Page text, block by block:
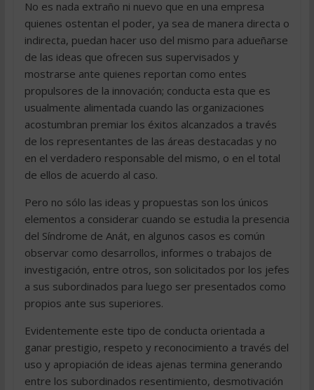
No es nada extraño ni nuevo que en una empresa
quienes ostentan el poder, ya sea de manera directa o
indirecta, puedan hacer uso del mismo para adueñarse
de las ideas que ofrecen sus supervisados y
mostrarse ante quienes reportan como entes
propulsores de la innovación; conducta esta que es
usualmente alimentada cuando las organizaciones
acostumbran premiar los éxitos alcanzados a través
de los representantes de las áreas destacadas y no
en el verdadero responsable del mismo, o en el total
de ellos de acuerdo al caso.
Pero no sólo las ideas y propuestas son los únicos
elementos a considerar cuando se estudia la presencia
del Síndrome de Anát, en algunos casos es común
observar como desarrollos, informes o trabajos de
investigación, entre otros, son solicitados por los jefes
a sus subordinados para luego ser presentados como
propios ante sus superiores.
Evidentemente este tipo de conducta orientada a
ganar prestigio, respeto y reconocimiento a través del
uso y apropiación de ideas ajenas termina generando
entre los subordinados resentimiento, desmotivación